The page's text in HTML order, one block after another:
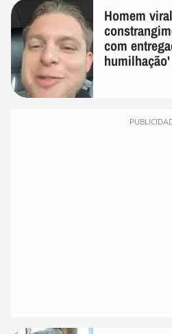
Homem
com
humilhação'